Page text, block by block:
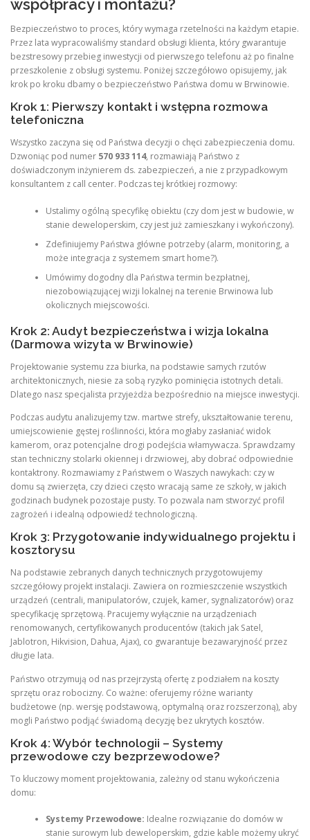
współpracy i montażu?
Bezpieczeństwo to proces, który wymaga rzetelności na każdym etapie.
Przez lata wypracowaliśmy standard obsługi klienta, który gwarantuje
bezstresowy przebieg inwestycji od pierwszego telefonu aż po finalne
przeszkolenie z obsługi systemu. Poniżej szczegółowo opisujemy, jak
krok po kroku dbamy o bezpieczeństwo Państwa domu w Brwinowie.
Krok 1: Pierwszy kontakt i wstępna rozmowa
telefoniczna
Wszystko zaczyna się od Państwa decyzji o chęci zabezpieczenia domu.
Dzwoniąc pod numer 570 933 114, rozmawiają Państwo z
doświadczonym inżynierem ds. zabezpieczeń, a nie z przypadkowym
konsultantem z call center. Podczas tej krótkiej rozmowy:
Ustalimy ogólną specyfikę obiektu (czy dom jest w budowie, w
stanie deweloperskim, czy jest już zamieszkany i wykończony).
Zdefiniujemy Państwa główne potrzeby (alarm, monitoring, a
może integracja z systemem smart home?).
Umówimy dogodny dla Państwa termin bezpłatnej,
niezobowiązującej wizji lokalnej na terenie Brwinowa lub
okolicznych miejscowości.
Krok 2: Audyt bezpieczeństwa i wizja lokalna
(Darmowa wizyta w Brwinowie)
Projektowanie systemu zza biurka, na podstawie samych rzutów
architektonicznych, niesie za sobą ryzyko pominięcia istotnych detali.
Dlatego nasz specjalista przyjeżdża bezpośrednio na miejsce inwestycji.
Podczas audytu analizujemy tzw. martwe strefy, ukształtowanie terenu,
umiejscowienie gęstej roślinności, która mogłaby zasłaniać widok
kamerom, oraz potencjalne drogi podejścia włamywacza. Sprawdzamy
stan techniczny stolarki okiennej i drzwiowej, aby dobrać odpowiednie
kontaktrony. Rozmawiamy z Państwem o Waszych nawykach: czy w
domu są zwierzęta, czy dzieci często wracają same ze szkoły, w jakich
godzinach budynek pozostaje pusty. To pozwala nam stworzyć profil
zagrożeń i idealną odpowiedź technologiczną.
Krok 3: Przygotowanie indywidualnego projektu i
kosztorysu
Na podstawie zebranych danych technicznych przygotowujemy
szczegółowy projekt instalacji. Zawiera on rozmieszczenie wszystkich
urządzeń (centrali, manipulatorów, czujek, kamer, sygnalizatorów) oraz
specyfikację sprzętową. Pracujemy wyłącznie na urządzeniach
renomowanych, certyfikowanych producentów (takich jak Satel,
Jablotron, Hikvision, Dahua, Ajax), co gwarantuje bezawaryjność przez
długie lata.
Państwo otrzymują od nas przejrzystą ofertę z podziałem na koszty
sprzętu oraz robocizny. Co ważne: oferujemy różne warianty
budżetowe (np. wersję podstawową, optymalną oraz rozszerzoną), aby
mogli Państwo podjąć świadomą decyzję bez ukrytych kosztów.
Krok 4: Wybór technologii – Systemy
przewodowe czy bezprzewodowe?
To kluczowy moment projektowania, zależny od stanu wykończenia
domu:
Systemy Przewodowe: Idealne rozwiązanie do domów w
stanie surowym lub deweloperskim, gdzie kable możemy ukryć